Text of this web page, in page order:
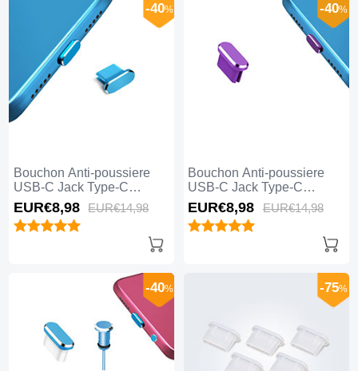
Bouchon Anti-poussiere
USB-C Jack Type-C
Universel H14 pour Apple
iPhone 15 Pro Bleu
-40%
EUR€8,98 EUR€14,98
Bouchon Anti-poussiere
USB-C Jack Type-C
Universel H13 pour Apple
iPhone 15 Pro Violet
-40%
EUR€8,98 EUR€14,98
-40% -75%